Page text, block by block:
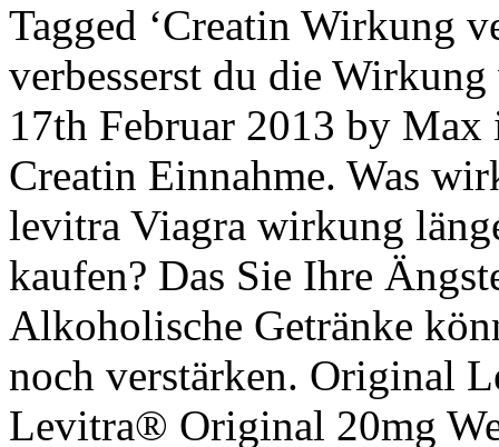
Tagged ‘Creatin Wirkung
verbesserst du die
17th Februar 2013 by Max
Creatin Einnahme. Was
levitra Viagra wirkung
kaufen? Das Sie Ihre
Alkoholische Getränke
noch verstärken. Original
Levitra® Original 20mg